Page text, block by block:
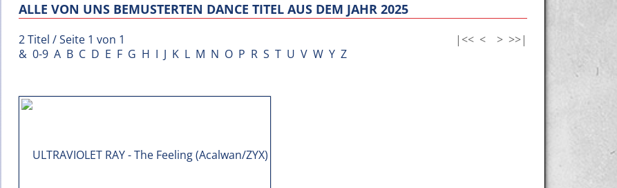
ALLE VON UNS BEMUSTERTEN DANCE TITEL AUS DEM JAHR 2025
2 Titel / Seite 1 von 1 |<< < > >>|
& 0-9 A B C D E F G H I J K L M N O P R S T U V W Y Z